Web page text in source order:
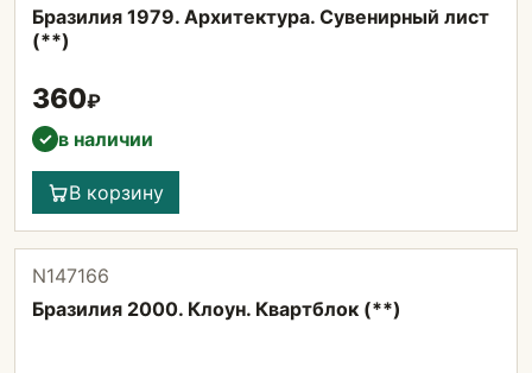
Бразилия 1979. Архитектура. Сувенирный лист
(**)
360₽
✓ в наличии
В корзину
N147166
Бразилия 2000. Клоун. Квартблок (**)